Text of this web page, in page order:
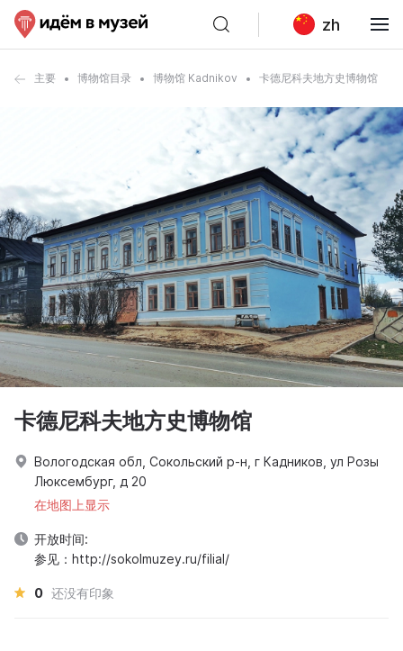
zh
主要 博物馆目录 博物馆 Kadnikov 卡德尼科夫地方史博物馆
卡德尼科夫地方史博物馆
Вологодская обл, Сокольский р-н, г Кадников, ул Розы
Люксембург, д 20
在地图上显示
开放时间:
参见：http://sokolmuzey.ru/filial/
0 还没有印象